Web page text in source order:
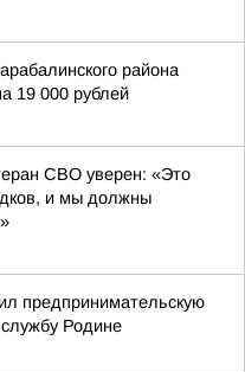
района
19 000 рублей
СВО уверен: «Это
и мы должны
предпринимательскую
Родине